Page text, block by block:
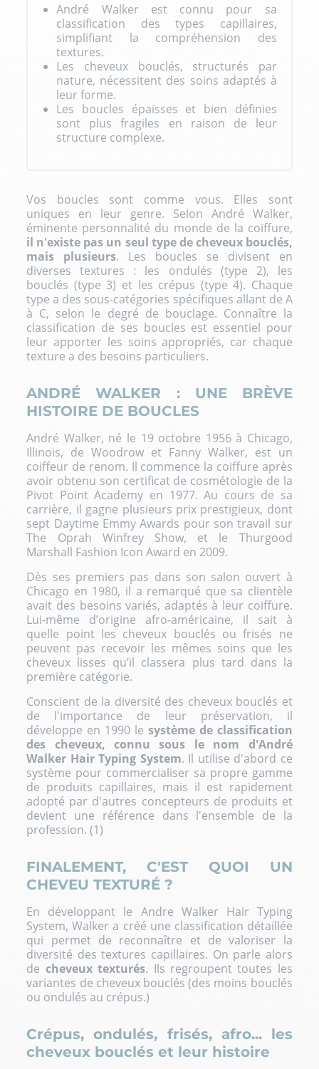
André Walker est connu pour sa
classification des types capillaires,
simplifiant la compréhension des
textures.
Les cheveux bouclés, structurés par
nature, nécessitent des soins adaptés à
leur forme.
Les boucles épaisses et bien définies
sont plus fragiles en raison de leur
structure complexe.
Vos boucles sont comme vous. Elles sont
uniques en leur genre. Selon André Walker,
éminente personnalité du monde de la coiffure,
il n'existe pas un seul type decheveux bouclés,
mais plusieurs. Les boucles se divisent en
diverses textures : les ondulés (type 2), les
bouclés (type 3) et les crépus (type 4). Chaque
type a des sous-catégories spécifiques allant de A
à C, selon le degré de bouclage. Connaître la
classification de ses boucles est essentiel pour
leur apporter les soins appropriés, car chaque
texture a des besoins particuliers.
ANDRÉ WALKER : UNE BRÈVE
HISTOIRE DE BOUCLES
André Walker, né le 19 octobre 1956 à Chicago,
Illinois, de Woodrow et Fanny Walker, est un
coiffeur de renom. Il commence la coiffure après
avoir obtenu son certificat de cosmétologie de la
Pivot Point Academy en 1977. Au cours de sa
carrière, il gagne plusieurs prix prestigieux, dont
sept Daytime Emmy Awards pour son travail sur
The Oprah Winfrey Show, et le Thurgood
Marshall Fashion Icon Award en 2009.
Dès ses premiers pas dans son salon ouvert à
Chicago en 1980, il a remarqué que sa clientèle
avait des besoins variés, adaptés à leur coiffure.
Lui-même d’origine afro-américaine, il sait à
quelle point les cheveux bouclés oufrisés ne
peuvent pas recevoir les mêmes soins que les
cheveux lisses qu’il classera plus tard dans la
première catégorie.
Conscient de la diversité des cheveux bouclés et
de l'importance de leur préservation, il
développe en 1990 le système de classification
des cheveux, connu sous le nom d'André
Walker Hair Typing System. Il utilise d'abord ce
système pour commercialiser sa propre gamme
de produits capillaires, mais il est rapidement
adopté par d'autres concepteurs de produits et
devient une référence dans l'ensemble de la
profession. (1)
FINALEMENT, C'EST QUOI UN
CHEVEU TEXTURÉ ?
En développant le Andre Walker Hair Typing
System, Walker a créé une classification détaillée
qui permet de reconnaître et de valoriser la
diversité des textures capillaires. On parle alors
de cheveux texturés. Ils regroupent toutes les
variantes de cheveux bouclés (des moins bouclés
ou ondulés au crépus.)
Crépus, ondulés, frisés, afro... les
cheveux bouclés et leur histoire